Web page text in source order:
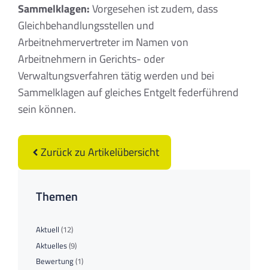
Sammelklagen:Vorgesehen ist zudem, dass
Gleichbehandlungsstellen und
Arbeitnehmervertreter im Namen von
Arbeitnehmern in Gerichts- oder
Verwaltungsverfahren tätig werden und bei
Sammelklagen auf gleiches Entgelt federführend
sein können.
Zurück zu Artikelübersicht
Themen
Aktuell (12)
Aktuelles(9)
Bewertung(1)